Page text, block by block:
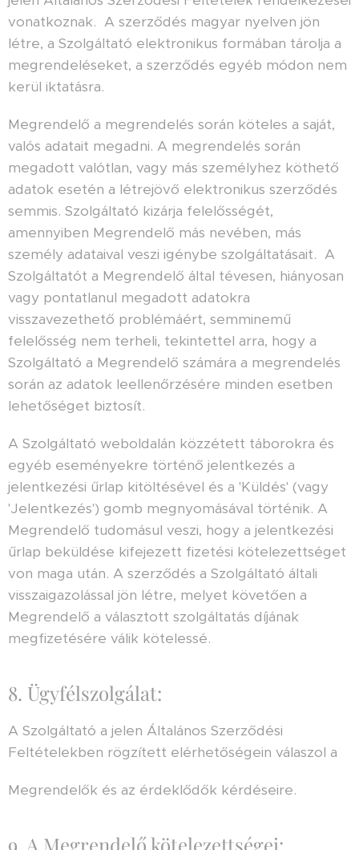
vonatkoznak. A szerződés magyar nyelven jön
létre, a Szolgáltató elektronikus formában tárolja a
megrendeléseket, a szerződés egyéb módon nem
kerül iktatásra.
Megrendelő a megrendelés során köteles a saját,
valós adatait megadni. A megrendelés során
megadott valótlan, vagy más személyhez köthető
adatok esetén a létrejövő elektronikus szerződés
semmis. Szolgáltató kizárja felelősségét,
amennyiben Megrendelő más nevében, más
személy adataival veszi igénybe szolgáltatásait. A
Szolgáltatót a Megrendelő által tévesen, hiányosan
vagy pontatlanul megadott adatokra
visszavezethető problémáért, semminemű
felelősség nem terheli, tekintettel arra, hogy a
Szolgáltató a Megrendelő számára a megrendelés
során az adatok leellenőrzésére minden esetben
lehetőséget biztosít.
A Szolgáltató weboldalán közzétett táborokra és
egyéb eseményekre történő jelentkezés a
jelentkezési űrlap kitöltésével és a 'Küldés' (vagy
'Jelentkezés') gomb megnyomásával történik. A
Megrendelő tudomásul veszi, hogy a jelentkezési
űrlap beküldése kifejezett fizetési kötelezettséget
von maga után. A szerződés a Szolgáltató általi
visszaigazolással jön létre, melyet követően a
Megrendelő a választott szolgáltatás díjának
megfizetésére válik kötelessé.
8. Ügyfélszolgálat:
A Szolgáltató a jelen Általános Szerződési
Feltételekben rögzített elérhetőségein válaszol a
Megrendelők és az érdeklődők kérdéseire.
9. A Megrendelő kötelezettségei: